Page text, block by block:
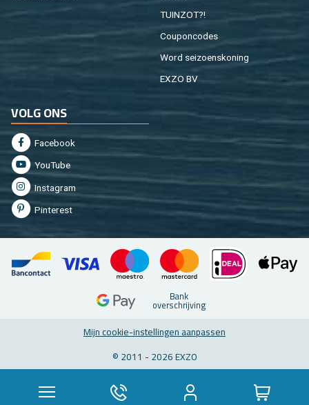
TUIN­ZOT?!
Cou­pon­co­des
Word sei­zoens­ko­ning
EXZO BV
VOLG ONS
Fa­cebook
You­Tu­be
In­st­agram
Pin­te­rest
Bank
over­schrij­ving
Mijn coo­kie-in­stel­lin­gen aan­pas­sen
© 2011 - 2026 EXZO